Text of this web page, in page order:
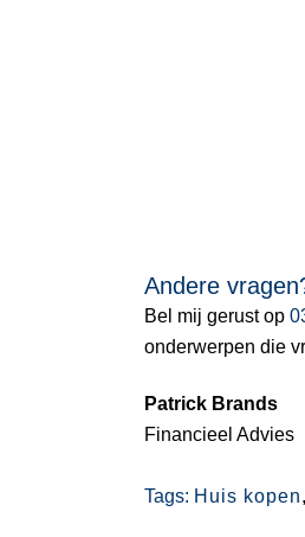
Andere
Bel mij gerust op
onderwerpen die
Patrick Brands
Financieel Advies
Tags: Huis kopen,